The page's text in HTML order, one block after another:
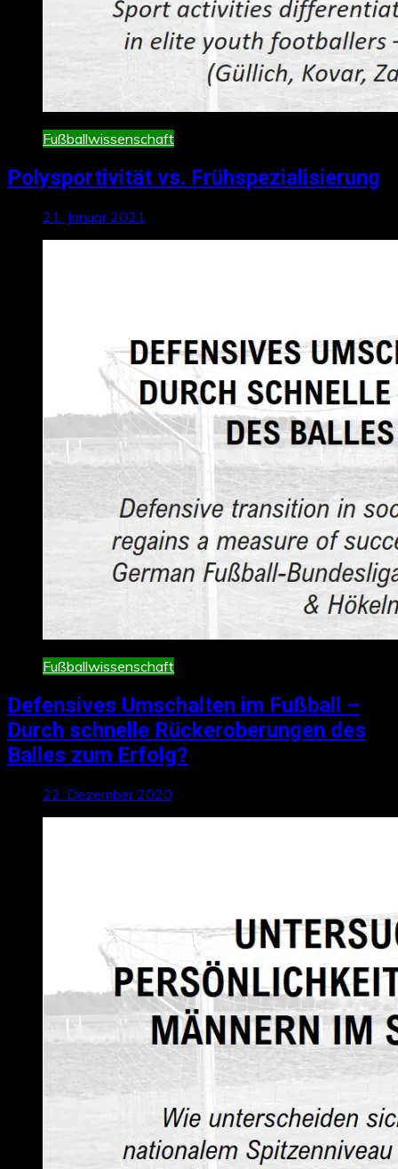
Fußballwissenschaft
Polysportivität vs. Frühspezialisierung
21. Januar 2021
Fußballwissenschaft
Defensives Umschalten im Fußball –
Durch schnelle Rückeroberungen des
Balles zum Erfolg?
22. Dezember 2020